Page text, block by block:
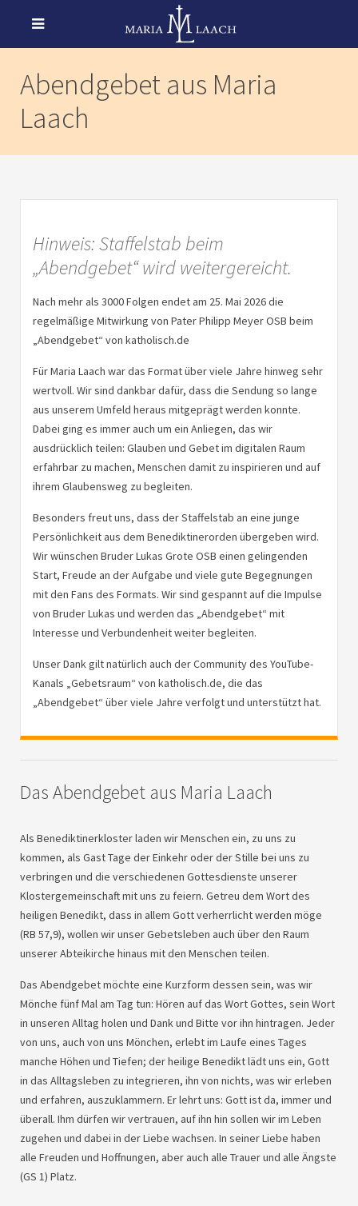
Abendgebet aus Maria
Laach
Hinweis: Staffelstab beim
„Abendgebet“ wird weitergereicht.
Nach mehr als 3000 Folgen endet am 25. Mai 2026 die
regelmäßige Mitwirkung von Pater Philipp MeyerOSB beim
„Abendgebet“ von katholisch.de
Für Maria Laach war das Format über viele Jahre hinweg sehr
wertvoll. Wir sind dankbar dafür, dass die Sendung so lange
aus unserem Umfeld heraus mitgeprägt werden konnte.
Dabei ging es immer auch um ein Anliegen, das wir
ausdrücklich teilen: Glauben und Gebet im digitalen Raum
erfahrbar zu machen, Menschen damit zu inspirieren und auf
ihrem Glaubensweg zu begleiten.
Besonders freut uns, dass der Staffelstab an eine junge
Persönlichkeit aus dem Benediktinerorden übergeben wird.
Wir wünschen Bruder Lukas Grote OSB einen gelingenden
Start, Freude an der Aufgabe und viele gute Begegnungen
mit den Fans des Formats. Wir sind gespannt auf die Impulse
von Bruder Lukas und werden das „Abendgebet“ mit
Interesse und Verbundenheit weiter begleiten.
Unser Dank gilt natürlich auch der Community des YouTube-
Kanals „Gebetsraum“ von katholisch.de, die das
„Abendgebet“ über viele Jahre verfolgt und unterstützt hat.
Das Abendgebet aus Maria Laach
Als Benediktinerkloster laden wir Menschen ein, zu uns zu
kommen, als Gast Tage der Einkehr oder der Stille bei uns zu
verbringen und die verschiedenen Gottesdienste unserer
Klostergemeinschaft mit uns zu feiern. Getreu dem Wort des
heiligen Benedikt, dass in allem Gott verherrlicht werden möge
(RB 57,9), wollen wir unser Gebetsleben auch über den Raum
unserer Abteikirche hinaus mit den Menschen teilen.
Das Abendgebet möchte eine Kurzform dessen sein, was wir
Mönche fünf Mal am Tag tun: Hören auf das Wort Gottes, sein Wort
in unseren Alltag holen und Dank und Bitte vor ihn hintragen. Jeder
von uns, auch von uns Mönchen, erlebt im Laufe eines Tages
manche Höhen und Tiefen; der heilige Benedikt lädt uns ein, Gott
in das Alltagsleben zu integrieren, ihn von nichts, was wir erleben
und erfahren, auszuklammern. Er lehrt uns: Gott ist da, immer und
überall. Ihm dürfen wir vertrauen, auf ihn hin sollen wir im Leben
zugehen und dabei in der Liebe wachsen. In seiner Liebe haben
alle Freuden und Hoffnungen, aber auch alle Trauer und alle Ängste
(GS 1) Platz.